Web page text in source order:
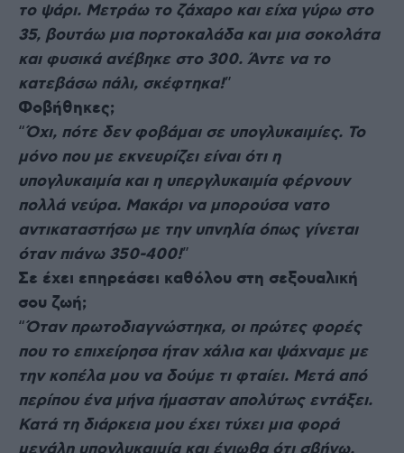
το ψάρι. Μετράω το ζάχαρο και είχα γύρω στο
35, βουτάω μια πορτοκαλάδα και μια σοκολάτα
και φυσικά ανέβηκε στο 300. Άντε να το
κατεβάσω πάλι, σκέφτηκα!”
Φοβήθηκες;
“Όχι, πότε δεν φοβάμαι σε υπογλυκαιμίες. Το
μόνο που με εκνευρίζει είναι ότι η
υπογλυκαιμία και η υπεργλυκαιμία φέρνουν
πολλά νεύρα. Μακάρι να μπορούσα νατο
αντικαταστήσω με την υπνηλία όπως γίνεται
όταν πιάνω 350-400!”
Σε έχει επηρεάσει καθόλου στη σεξουαλική
σου ζωή;
“Όταν πρωτοδιαγνώστηκα, οι πρώτες φορές
που το επιχείρησα ήταν χάλια και ψάχναμε με
την κοπέλα μου να δούμε τι φταίει. Μετά από
περίπου ένα μήνα ήμασταν απολύτως εντάξει.
Κατά τη διάρκεια μου έχει τύχει μια φορά